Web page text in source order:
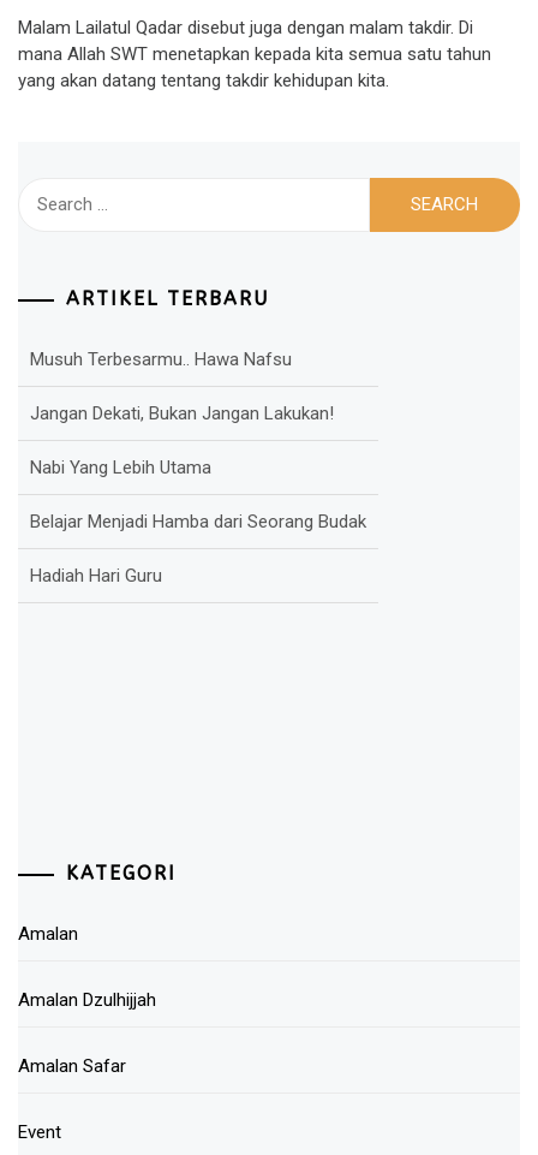
Malam Lailatul Qadar disebut juga dengan malam takdir. Di
mana Allah SWT menetapkan kepada kita semua satu tahun
yang akan datang tentang takdir kehidupan kita.
Search
ARTIKEL TERBARU
Musuh Terbesarmu.. Hawa Nafsu
Jangan Dekati, Bukan Jangan Lakukan!
Nabi Yang Lebih Utama
Belajar Menjadi Hamba dari Seorang Budak
Hadiah Hari Guru
KATEGORI
Amalan
Amalan Dzulhijjah
Amalan Safar
Event